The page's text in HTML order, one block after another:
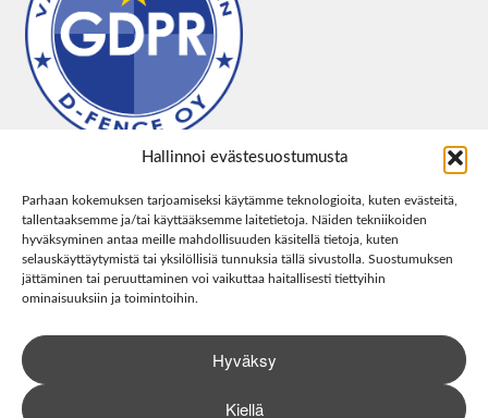
Hallinnoi evästesuostumusta
Parhaan kokemuksen tarjoamiseksi käytämme teknologioita, kuten evästeitä,
tallentaaksemme ja/tai käyttääksemme laitetietoja. Näiden tekniikoiden
hyväksyminen antaa meille mahdollisuuden käsitellä tietoja, kuten
selauskäyttäytymistä tai yksilöllisiä tunnuksia tällä sivustolla. Suostumuksen
jättäminen tai peruuttaminen voi vaikuttaa haitallisesti tiettyihin
ominaisuuksiin ja toimintoihin.
Hyväksy
Kiellä